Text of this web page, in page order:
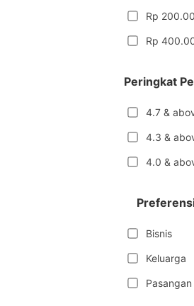
Rp
Rp
Peringkat
4.7 &
4.3 &
4.0 &
Bisnis
Keluarga
Pasangan